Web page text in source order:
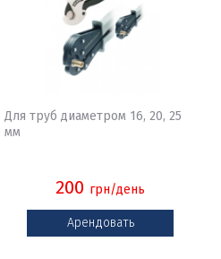
Для труб диаметром 16, 20, 25
мм
200 грн/день
Арендовать